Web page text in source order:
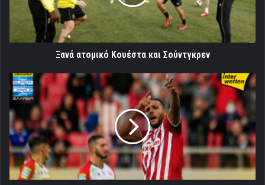
Ξανά ατομικό Κουέστα και Σούντγκρεν
Ο
Ελ
Αραμπί
παίκτης
του
Νοεμβρίου